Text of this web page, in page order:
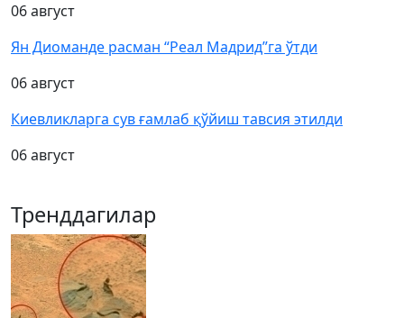
06 август
Ян Диоманде расман “Реал Мадрид”га ўтди
06 август
Киевликларга сув ғамлаб қўйиш тавсия этилди
06 август
Тренддагилар